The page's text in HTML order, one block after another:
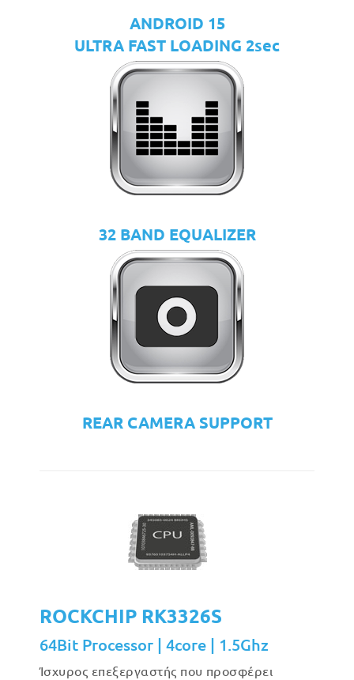
ANDROID 15
ULTRA FAST LOADING 2sec
32 BAND EQUALIZER
REAR CAMERA SUPPORT
ROCKCHIP RK3326S
64Bit Processor | 4core | 1.5Ghz
Ίσχυρος επεξεργαστής που προσφέρει